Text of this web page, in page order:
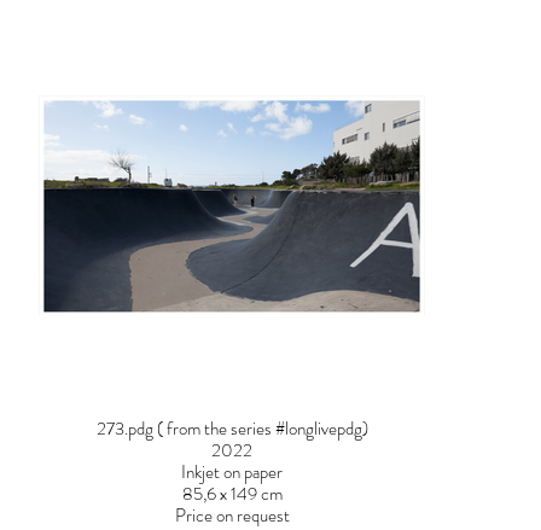
273.pdg ( from the series #longlivepdg)
2022
Inkjet on paper
85,6 x 149 cm
Price on request